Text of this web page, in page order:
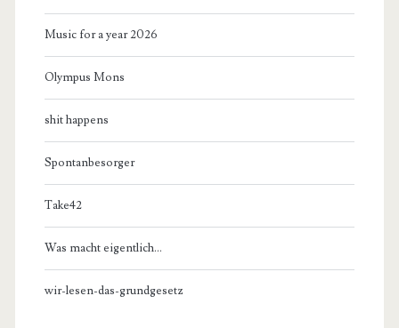
Music for a year 2026
Olympus Mons
shit happens
Spontanbesorger
Take42
Was macht eigentlich…
wir-lesen-das-grundgesetz